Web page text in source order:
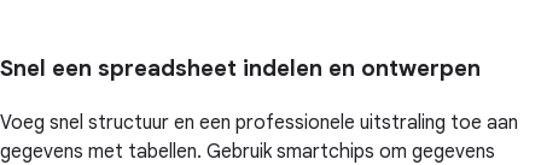
Snel een spreadsheet indelen en ontwerpen
Voeg snel structuur en een professionele uitstraling toe aan
gegevens met tabellen. Gebruik smartchips om gegevens